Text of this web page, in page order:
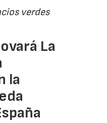
verdes
La
la